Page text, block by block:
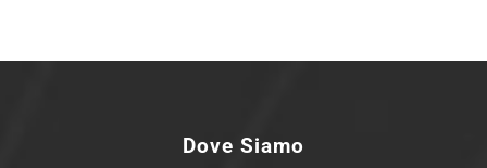
Dove Siamo